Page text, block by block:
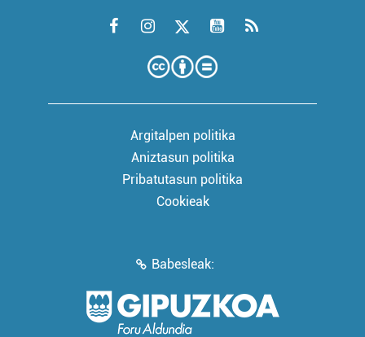
Argitalpen politika
Aniztasun politika
Pribatutasun politika
Cookieak
Babesleak: